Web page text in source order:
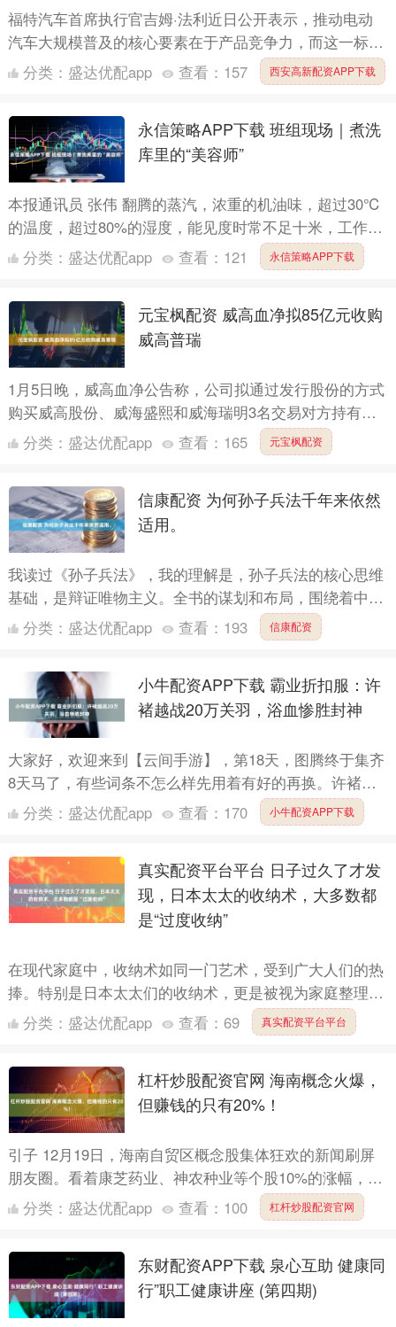
福特汽车首席执行官吉姆·法利近日公开表示，推动电动
汽车大规模普及的核心要素在于产品竞争力，而这一标准
应参照中国市场的成熟车型。他特别强调，当前美国消费
分类： 盛达优配app 查看： 157 西安高新配资APP下载
永信策略APP下载 班组现场｜煮洗
库里的“美容师”
本报通讯员 张伟 翻腾的蒸汽，浓重的机油味，超过30℃
的温度，超过80%的湿度，能见度时常不足十米，工作服
从没有干透的时候……这就是机车煮洗工的工作日常。
分类： 盛达优配app 查看： 121 永信策略APP下载
元宝枫配资 威高血净拟85亿元收购
威高普瑞
1月5日晚，威高血净公告称，公司拟通过发行股份的方式
购买威高股份、威海盛熙和威海瑞明3名交易对方持有的
山东威高普瑞医药包装有限公司（简称“威高普瑞”）100%
分类： 盛达优配app 查看： 165 元宝枫配资
信康配资 为何孙子兵法千年来依然
适用。
我读过《孙子兵法》，我的理解是，孙子兵法的核心思维
基础，是辩证唯物主义。全书的谋划和布局，围绕着中国
古代哲学中的天时、地利、人和三个要素，来进行战争的
分类： 盛达优配app 查看： 193 信康配资
小牛配资APP下载 霸业折扣服：许
褚越战20万关羽，浴血惨胜封神
大家好，欢迎来到【云间手游】，第18天，图腾终于集齐
8天马了，有些词条不怎么样先用着有好的再换。许褚同
战力打全才肯定没啥问题，集齐8天马得找武将练练手，
分类： 盛达优配app 查看： 170 小牛配资APP下载
真实配资平台平台 日子过久了才发
现，日本太太的收纳术，大多数都
是“过度收纳”
在现代家庭中，收纳术如同一门艺术，受到广大人们的热
捧。特别是日本太太们的收纳术，更是被视为家庭整理的
典范。她们的家井井有条、整洁有序，仿佛每一件物品都
分类： 盛达优配app 查看： 69 真实配资平台平台
杠杆炒股配资官网 海南概念火爆，
但赚钱的只有20%！
引子 12月19日，海南自贸区概念股集体狂欢的新闻刷屏
朋友圈。看着康芝药业、神农种业等个股10%的涨幅，海
南海药、海汽集团等涨停板的壮观景象，不少投资者摩拳
分类： 盛达优配app 查看： 100 杠杆炒股配资官网
东财配资APP下载 泉心互助 健康同
行”职工健康讲座 (第四期)